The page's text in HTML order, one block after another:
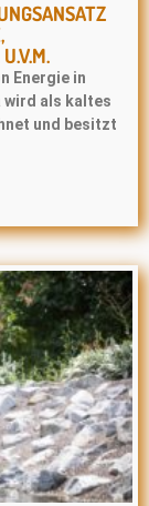
Energie in
wird als kaltes
und besitzt